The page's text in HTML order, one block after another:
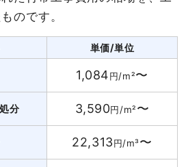
のです。
単価/単位
1,084円/m²〜
分 3,590円/m²〜
22,313円/m³〜